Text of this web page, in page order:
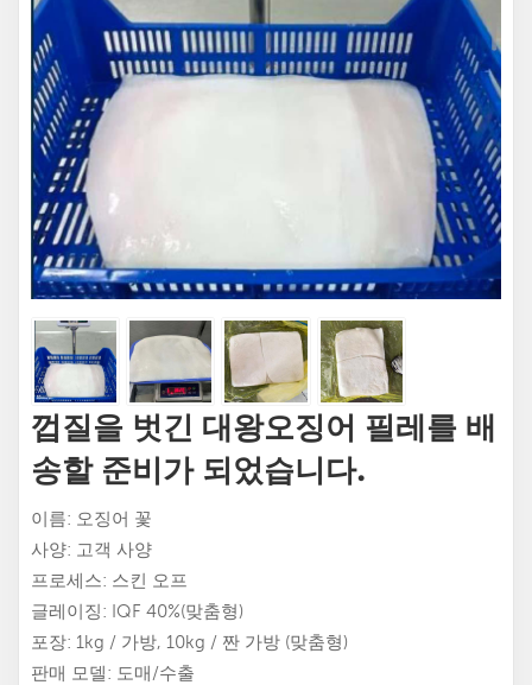
껍질을 벗긴 대왕오징어 필레를 배
송할 준비가 되었습니다.
이름: 오징어 꽃
사양: 고객 사양
프로세스: 스킨 오프
글레이징: IQF 40%(맞춤형)
포장: 1kg / 가방, 10kg / 짠 가방 (맞춤형)
판매 모델: 도매/수출